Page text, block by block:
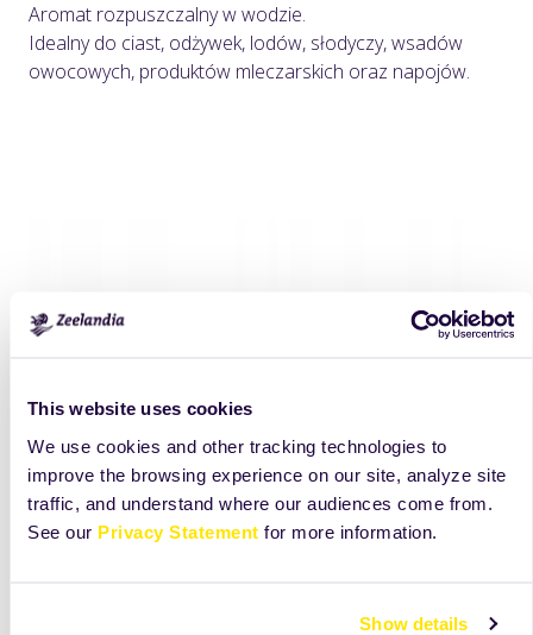
This website uses cookies
We use cookies and other tracking technologies to
improve the browsing experience on our site, analyze site
traffic, and understand where our audiences come from.
See our Privacy Statement for more information.
Show details
Aromat rozpuszczalny w wodzie.
Idealny do ciast, odżywek, lodów, słodyczy, wsadów
owocowych, produktów mleczarskich oraz napojów.